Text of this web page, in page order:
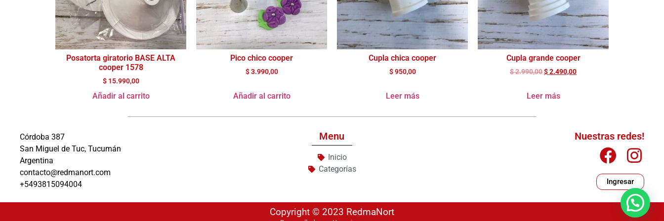
Posatorta giratorio BASE ALTA
cooper 1578
$15.990,00
Añadir al carrito
Pico chico cooper
$3.990,00
Añadir al carrito
Cupla chica cooper
$950,00
Leer más
Cupla grande cooper
$2.990,00$2.490,00
Leer más
Córdoba 387
San Miguel de Tuc, Tucumán
Argentina
contacto@redmanort.com
+5493815094004
Menu
Inicio
Categorías
Nuestras redes!
Ingresar
Copyright © 2023 RedmaNort